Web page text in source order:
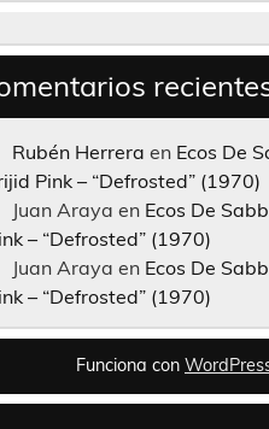
Rubén Herrera en Ecos De
Pink – “Defrosted” (1970)
Juan Araya en Ecos De
– “Defrosted” (1970)
Juan Araya en Ecos De
– “Defrosted” (1970)
Funciona con